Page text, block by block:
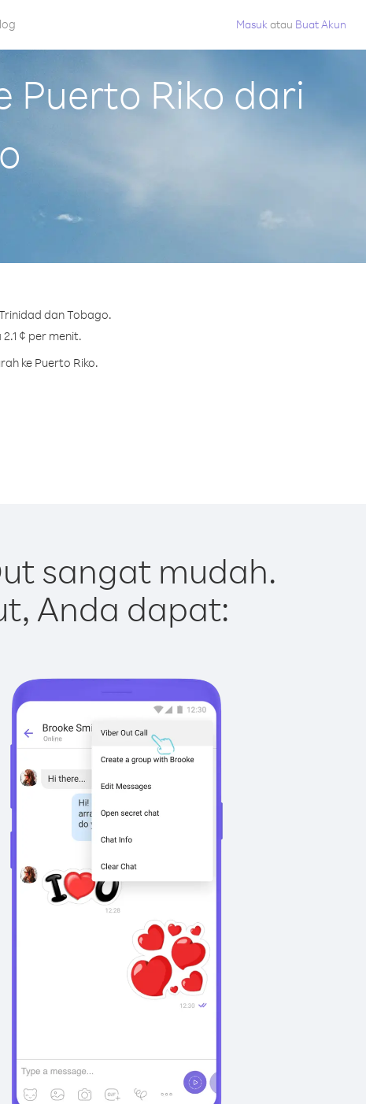
Masuk atau Buat Akun
Puerto Riko dari
dan Tobago.
¢ per menit.
ke Puerto Riko.
sangat mudah.
Anda dapat: